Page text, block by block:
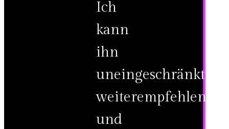
Ich
kann
ihn
uneingeschränkt
weiterempfehlen
und